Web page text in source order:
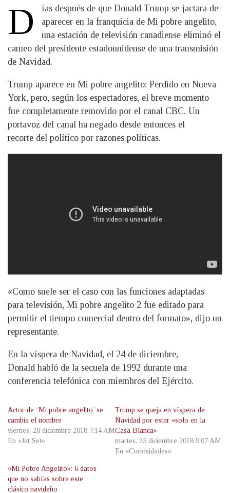
D
ías después de que Donald Trump se jactara de
aparecer en la franquicia de Mi pobre angelito,
una estación de televisión canadiense eliminó el
cameo del presidente estadounidense de una transmisión
de Navidad.
Trump aparece en Mi pobre angelito: Perdido en Nueva
York, pero, según los espectadores, el breve momento
fue completamente removido por el canal CBC. Un
portavoz del canal ha negado desde entonces el
recorte del político por razones políticas.
«Como suele ser el caso con las funciones adaptadas
para televisión, Mi pobre angelito 2 fue editado para
permitir el tiempo comercial dentro del formato», dijo un
representante.
En la víspera de Navidad, el 24 de diciembre,
Donald habló de la secuela de 1992 durante una
conferencia telefónica con miembros del Ejército.
Actor de ‘Mi pobre angelito’ se
cambia el nombre
viernes, 28 diciembre 2018 7:14 AM
En «Jet Set»
Trump se queja en víspera de
Navidad por estar «solo en la
Casa Blanca»
martes, 25 diciembre 2018 9:07 AM
En «Curiosidades»
«Mi Pobre Angelito»: 6 datos
que no sabías sobre este
clásico navideño